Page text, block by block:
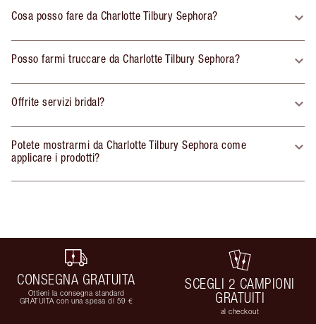
Cosa posso fare da Charlotte Tilbury Sephora?
Posso farmi truccare da Charlotte Tilbury Sephora?
Offrite servizi bridal?
Potete mostrarmi da Charlotte Tilbury Sephora come
applicare i prodotti?
CONSEGNA GRATUITA
Ottieni la consegna standard
GRATUITA con una spesa di 59 €
SCEGLI 2 CAMPIONI
GRATUITI
al checkout